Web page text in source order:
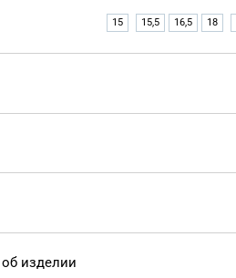
15 15,5 16,5 18
изделии